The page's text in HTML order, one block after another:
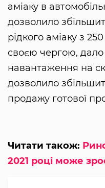
аміаку в
дозволило
рідкого аміаку з
своєю чергою,
навантаження на
дозволило
продажу готової
Читати також:
2021 році може